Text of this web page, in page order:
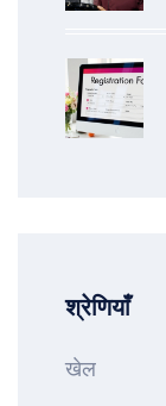
श्रेणियाँ
खेल